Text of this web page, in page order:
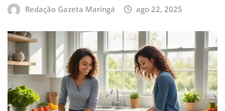
Redação Gazeta Maringá ago 22, 2025